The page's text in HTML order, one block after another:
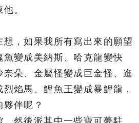
。
，如果我所有寫出來的願望
變成美納斯、哈克龍變快
朵、金屬怪變成巨金怪、進
焰馬、鯉魚王變成暴鯉龍，
伴呢？